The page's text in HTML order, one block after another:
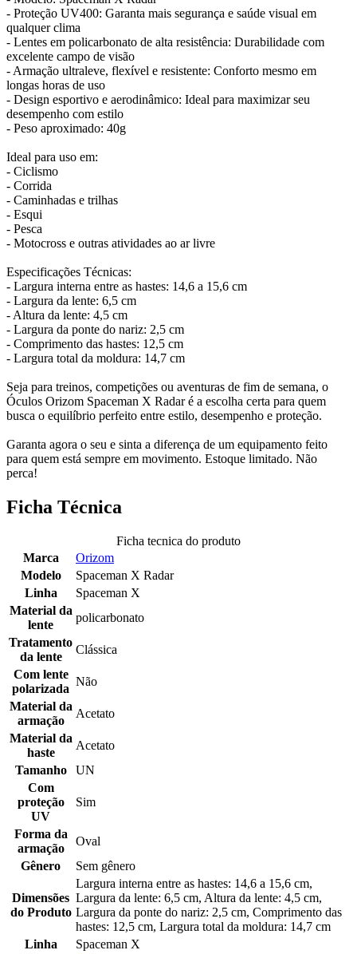
- Proteção UV400: Garanta mais segurança e saúde visual em
qualquer clima
- Lentes em policarbonato de alta resistência: Durabilidade com
excelente campo de visão
- Armação ultraleve, flexível e resistente: Conforto mesmo em
longas horas de uso
- Design esportivo e aerodinâmico: Ideal para maximizar seu
desempenho com estilo
- Peso aproximado: 40g
Ideal para uso em:
- Ciclismo
- Corrida
- Caminhadas e trilhas
- Esqui
- Pesca
- Motocross e outras atividades ao ar livre
Especificações Técnicas:
- Largura interna entre as hastes: 14,6 a 15,6 cm
- Largura da lente: 6,5 cm
- Altura da lente: 4,5 cm
- Largura da ponte do nariz: 2,5 cm
- Comprimento das hastes: 12,5 cm
- Largura total da moldura: 14,7 cm
Seja para treinos, competições ou aventuras de fim de semana, o
Óculos Orizom Spaceman X Radar é a escolha certa para quem
busca o equilíbrio perfeito entre estilo, desempenho e proteção.
Garanta agora o seu e sinta a diferença de um equipamento feito
para quem está sempre em movimento. Estoque limitado. Não
perca!
Ficha Técnica
Ficha tecnica do produto
Marca
Orizom
Modelo
Spaceman X Radar
Linha
Spaceman X
Material da
lente
policarbonato
Tratamento
da lente
Clássica
Com lente
polarizada
Não
Material da
armação
Acetato
Material da
haste
Acetato
Tamanho
UN
Com
proteção
UV
Sim
Forma da
armação
Oval
Gênero
Sem gênero
Dimensões
do Produto
Largura interna entre as hastes: 14,6 a 15,6 cm,
Largura da lente: 6,5 cm, Altura da lente: 4,5 cm,
Largura da ponte do nariz: 2,5 cm, Comprimento das
hastes: 12,5 cm, Largura total da moldura: 14,7 cm
Linha
Spaceman X